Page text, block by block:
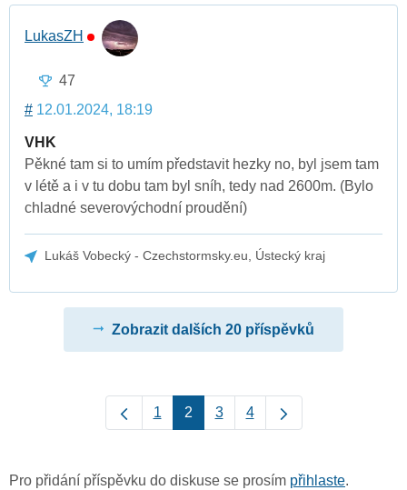
LukasZH
47
# 12.01.2024, 18:19
VHK
Pěkné tam si to umím představit hezky no, byl jsem tam
v létě a i v tu dobu tam byl sníh, tedy nad 2600m. (Bylo
chladné severovýchodní proudění)
Lukáš Vobecký - Czechstormsky.eu, Ústecký kraj
Zobrazit dalších 20 příspěvků
1 2 3 4
Pro přidání příspěvku do diskuse se prosím přihlaste.